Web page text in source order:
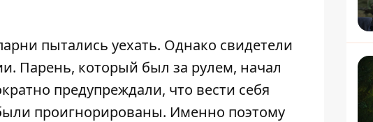
пытались уехать. Однако свидетели
Парень, который был за рулем, начал
предупреждали, что вести себя
проигнорированы. Именно поэтому